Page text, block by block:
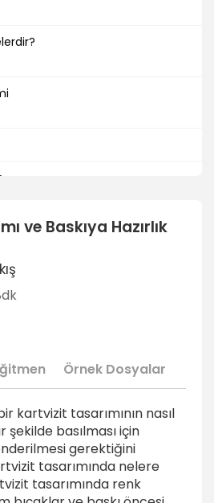
kartvizitler
ve Baskıya Hazırlık
Örnek Dosyalar
kartvizit tasarımının nasıl
şekilde basılması için
gerektiğini
tasarımında nelere
tasarımında renk